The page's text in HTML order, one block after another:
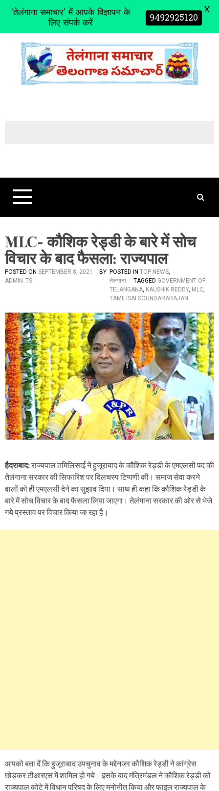
t
MLC- कौशिक रेड्डी के बारे में सोच
विचार के बाद फैसला: राज्यपाल
POSTED ON SEPTEMBER 8, 2021
BY
ADMIN_TS
POSTED IN TOP NEWS,
तेलंगाना
TAGGED GOVERNMENT OF
TELANGANA, KAUSHIK REDDY, MLC,
TAMILISAI SOUNDARARAJAN
हैदराबाद:राज्यपाल तमिलिसाई ने हुजूराबाद के कौशिक रेड्डी के एमएलसी पद की
तेलंगाना सरकार की सिफारिश पर दिलचस्प टिप्पणी की। समाज सेवा करने
वालों को ही एमएलसी देने का सुझाव दिया। साथ ही कहा कि कौशिक रेड्डी के
बारे में सोच विचार के बाद फैसला लिया जाएगा। तेलंगाना सरकार की ओर से भेजे
गये प्रस्ताव पर विचार किया जा रहा है।
आपको बता दें कि हुजूराबाद उपचुनाव के मद्देनजर कौशिक रेड्डी ने कांग्रेस
छोड़कर टीआरएस में शामिल हो गये। इसके बाद मंत्रिमंडल ने कौशिक रेड्डी को
राज्यपाल कोटे में विधान परिषद के लिए मनोनीत किया और फाइल राज्यपाल के
'तेलंगाना समाचार' में आपके विज्ञापन के
लिए संपर्क करें 9492925120 X